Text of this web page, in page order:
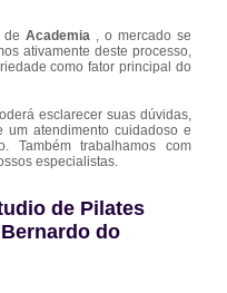
de Academia
, o mercado se
ativamente deste processo,
como fator principal do
esclarecer suas dúvidas,
um atendimento cuidadoso e
Também trabalhamos com
especialistas.
de Pilates
do